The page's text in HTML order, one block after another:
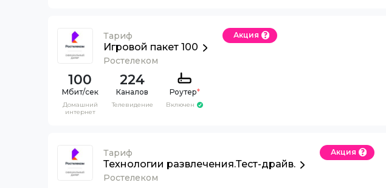
Тариф
Игровой пакет 100
Ростелеком
Акция
100
Домашний
интернет
224
Каналов
Телевидение
Роутер*
Включен
Тариф
Технологии развлечения.Тест-драйв.
Ростелеком
Акция